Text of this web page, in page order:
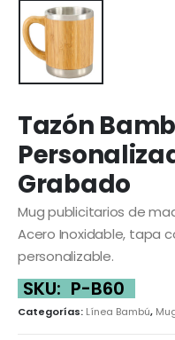
Tazón
Grabado
Mug publicitarios de
Acero Inoxidable, tapa
personalizable.
SKU: P-B60
Categorías: Línea Bambú,